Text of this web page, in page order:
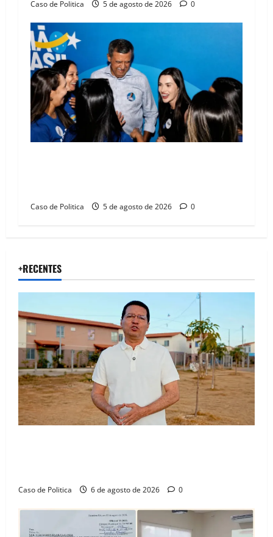
Caso de Politica 5 de agosto de 2026 0
Caso de Politica 5 de agosto de 2026 0
+RECENTES
Caso de Politica 6 de agosto de 2026 0